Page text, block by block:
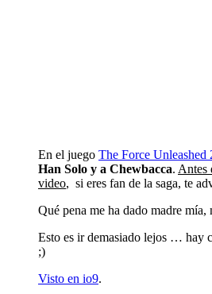
En el juego The Force Unleashed
Han Solo y a Chewbacca. Antes
video, si eres fan de la saga, te
Qué pena me ha dado madre mía,
Esto es ir demasiado lejos … hay
;)
Visto en io9.